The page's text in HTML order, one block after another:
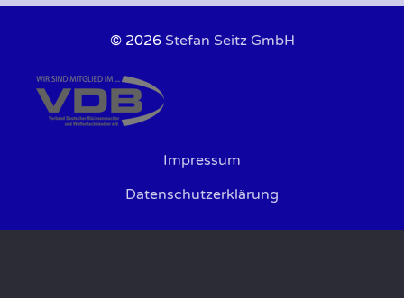
© 2026 Stefan Seitz GmbH
Impressum
Datenschutzerklärung